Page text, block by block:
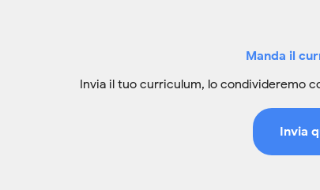
Manda il
Invia il tuo curriculum, lo condivideremo
Invia